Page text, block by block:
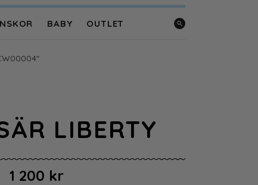
BABY OUTLET
LIBERTY
1 200 kr